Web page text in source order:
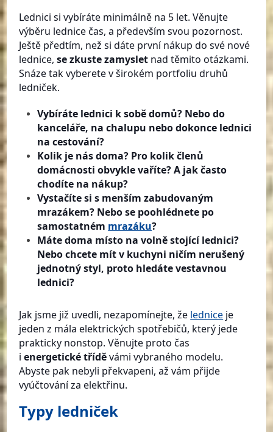
Lednici si vybíráte minimálně na 5 let. Věnujte
výběru lednice čas, a především svou pozornost.
Ještě předtím, než si dáte první nákup do své nové
lednice,se zkuste zamyslet nad těmito otázkami.
Snáze tak vyberete v širokém portfoliu druhů
ledniček.
Vybíráte lednici k sobě domů? Nebo do
kanceláře, na chalupu nebo dokonce lednici
na cestování?
Kolik je nás doma? Pro kolik členů
domácnosti obvykle vaříte? A jak často
chodíte na nákup?
Vystačíte si s menším zabudovaným
mrazákem? Nebo se poohlédnete po
samostatném mrazáku?
Máte doma místo na volně stojící lednici?
Nebo chcete mít v kuchyni ničím nerušený
jednotný styl, proto hledáte vestavnou
lednici?
Jak jsme již uvedli, nezapomínejte, že lednice je
jeden z mála elektrických spotřebičů, který jede
prakticky nonstop. Věnujte proto čas
ienergetické tříděvámi vybraného modelu.
Abyste pak nebyli překvapeni, až vám přijde
vyúčtování za elektřinu.
Typy ledniček